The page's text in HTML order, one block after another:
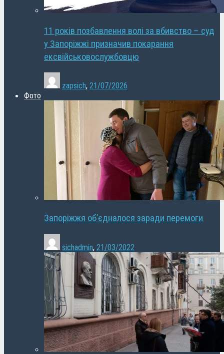
11 років позбавлення волі за вбивство – суд
у Запоріжжі призначив покарання
ексвійськовослужбовцю
zapsich, 21/07/2026
Фото
Запоріжжя об’єдналося заради перемоги
sichadmin, 21/03/2022